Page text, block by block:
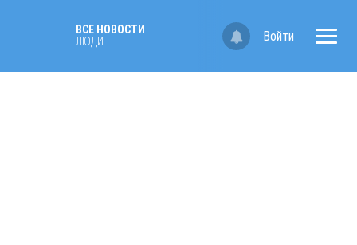
ВСЕ НОВОСТИ
ЛЮДИ
Войти